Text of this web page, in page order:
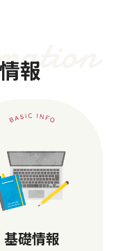
報
基礎情報